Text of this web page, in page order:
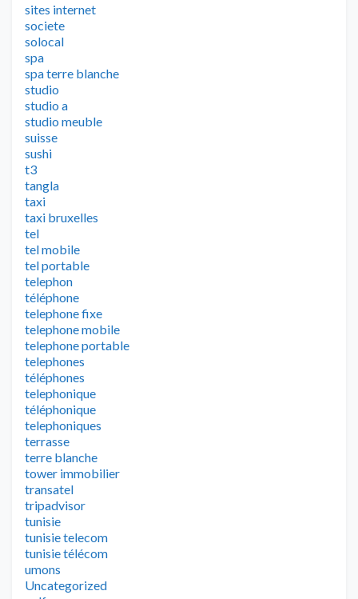
sites internet
societe
solocal
spa
spa terre blanche
studio
studio a
studio meuble
suisse
sushi
t3
tangla
taxi
taxi bruxelles
tel
tel mobile
tel portable
telephon
téléphone
telephone fixe
telephone mobile
telephone portable
telephones
téléphones
telephonique
téléphonique
telephoniques
terrasse
terre blanche
tower immobilier
transatel
tripadvisor
tunisie
tunisie telecom
tunisie télécom
umons
Uncategorized